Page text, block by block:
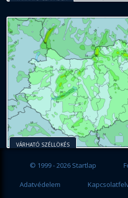
VÁRHATÓ SZÉLLÖKÉS
© 1999 - 2026 Startlap
Adatvédelem